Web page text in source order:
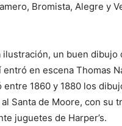
Bromista, Alegre y
un buen dibujo
en escena Thomas
1860 y 1880 los
Santa de Moore, con su
juguetes de Harper’s.